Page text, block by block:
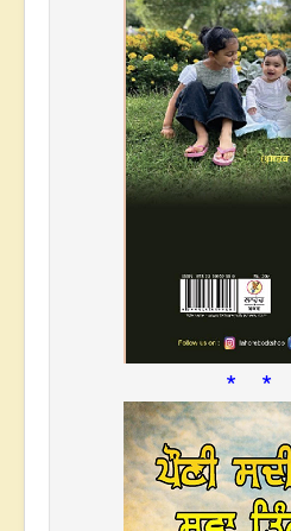
* *